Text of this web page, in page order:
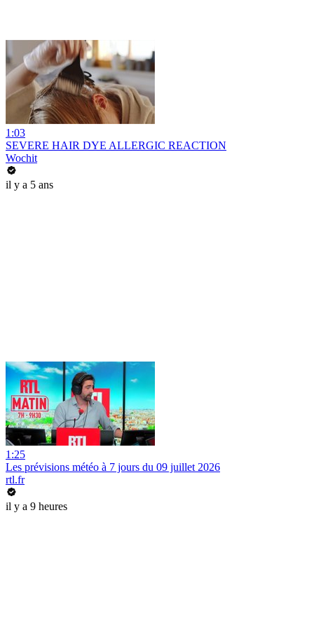
1:03
SEVERE HAIR DYE ALLERGIC REACTION
Wochit
il y a 5 ans
1:25
Les prévisions météo à 7 jours du 09 juillet 2026
rtl.fr
il y a 9 heures